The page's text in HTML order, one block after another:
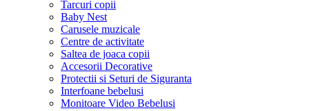
Tarcuri copii
Baby Nest
Carusele muzicale
Centre de activitate
Saltea de joaca copii
Accesorii Decorative
Protectii si Seturi de Siguranta
Interfoane bebelusi
Monitoare Video Bebelusi